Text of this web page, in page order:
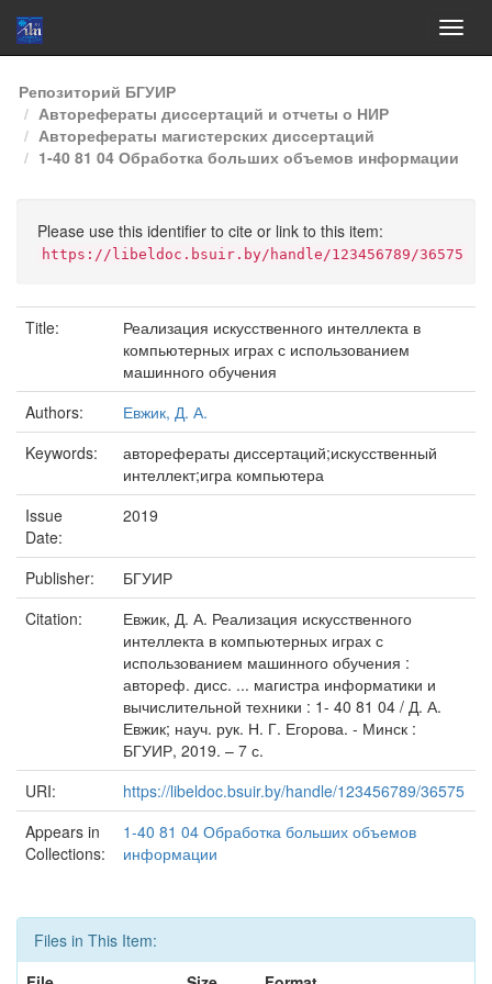
Skip
navigation
Репозиторий БГУИР
Авторефераты диссертаций и отчеты о НИР
Авторефераты магистерских диссертаций
1-40 81 04 Обработка больших объемов информации
Please use this identifier to cite or link to this item:
https://libeldoc.bsuir.by/handle/123456789/36575
Title:
Реализация искусственного интеллекта в
компьютерных играх с использованием
машинного обучения
Authors:
Евжик, Д. А.
Keywords:
авторефераты диссертаций;искусственный
интеллект;игра компьютера
Issue
Date:
2019
Publisher:
БГУИР
Citation:
Евжик, Д. А. Реализация искусственного
интеллекта в компьютерных играх с
использованием машинного обучения :
автореф. дисс. ... магистра информатики и
вычислительной техники : 1- 40 81 04 / Д. А.
Евжик; науч. рук. Н. Г. Егорова. - Минск :
БГУИР, 2019. – 7 с.
URI:
https://libeldoc.bsuir.by/handle/123456789/36575
Appears in
Collections:
1-40 81 04 Обработка больших объемов
информации
Files in This Item: